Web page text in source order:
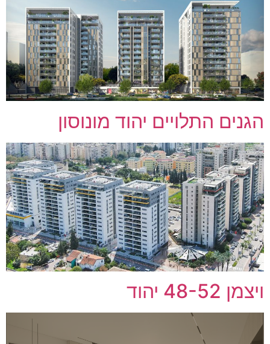
הגנים התלויים יהוד מונוסון
ויצמן 48-52 יהוד